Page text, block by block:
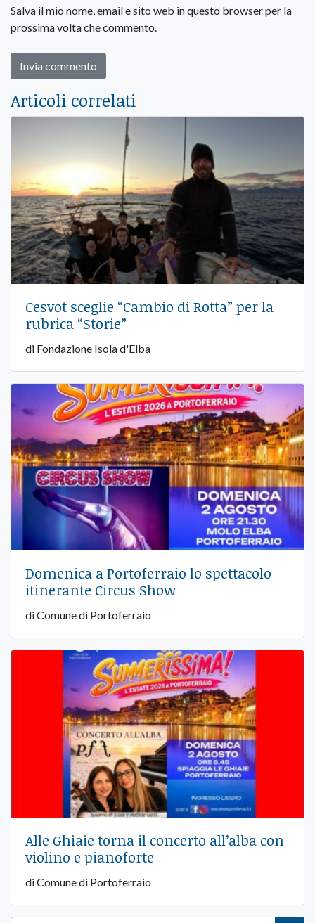
Salva il mio nome, email e sito web in questo browser per la
prossima volta che commento.
Articoli correlati
Cesvot sceglie “Cambio di Rotta” per la
rubrica “Storie”
di Fondazione Isola d'Elba
Domenica a Portoferraio lo spettacolo
itinerante Circus Show
di Comune di Portoferraio
Alle Ghiaie torna il concerto all’alba con
violino e pianoforte
di Comune di Portoferraio